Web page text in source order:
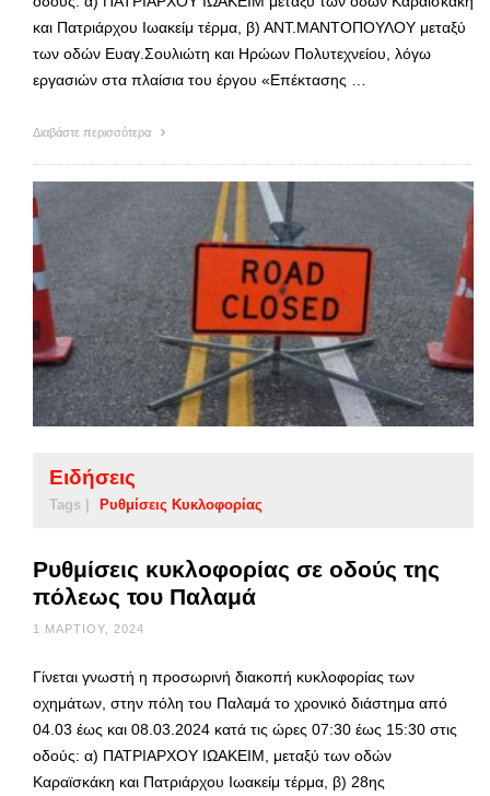
και Πατριάρχου Ιωακείμ τέρμα, β) ΑΝΤ.ΜΑΝΤΟΠΟΥΛΟΥ μεταξύ
των οδών Ευαγ.Σουλιώτη και Ηρώων Πολυτεχνείου, λόγω
εργασιών στα πλαίσια του έργου «Επέκτασης …
Διαβάστε περισσότερα
Ειδήσεις
Tags | Ρυθμίσεις Κυκλοφορίας
Ρυθμίσεις κυκλοφορίας σε οδούς της
πόλεως του Παλαμά
1 ΜΑΡΤΊΟΥ, 2024
Γίνεται γνωστή η προσωρινή διακοπή κυκλοφορίας των
οχημάτων, στην πόλη του Παλαμά το χρονικό διάστημα από
04.03 έως και 08.03.2024 κατά τις ώρες 07:30 έως 15:30 στις
οδούς: α) ΠΑΤΡΙΑΡΧΟΥ ΙΩΑΚΕΙΜ, μεταξύ των οδών
Καραϊσκάκη και Πατριάρχου Ιωακείμ τέρμα, β) 28ης